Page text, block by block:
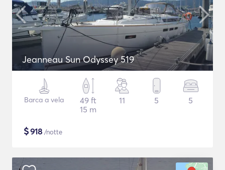
Jeanneau Sun Odyssey 519
Barca a vela
49 ft
15 m
11 5 5
$918 /notte